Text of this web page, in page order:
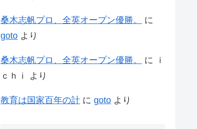
桑木志帆プロ、全英オープン優勝。
に
goto より
桑木志帆プロ、全英オープン優勝。 に
ｉ
ｃｈｉ
より
教育は国家百年の計 に goto より